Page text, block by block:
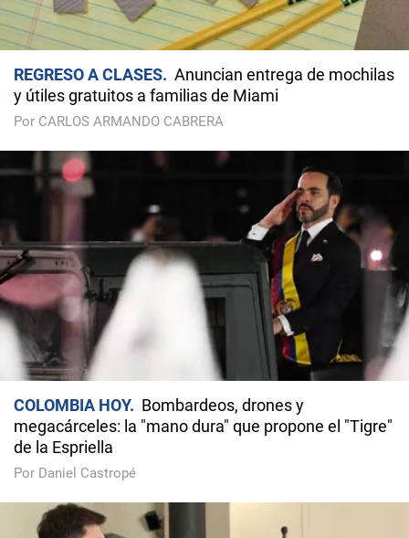
REGRESO A CLASES
Anuncian entrega de mochilas
y útiles gratuitos a familias de Miami
Por CARLOS ARMANDO CABRERA
COLOMBIA HOY
Bombardeos, drones y
megacárceles: la "mano dura" que propone el "Tigre"
de la Espriella
Por Daniel Castropé